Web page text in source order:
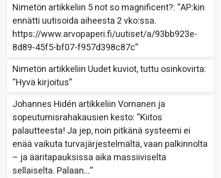
Nimetön artikkeliin 5 not so magnificent?: “AP:kin
ennätti uutisoida aiheesta 2 vko:ssa.
https://www.arvopaperi.fi/uutiset/a/93bb923e-
8d89-45f5-bf07-f957d398c87c”
Nimetön artikkeliin Uudet kuviot, tuttu osinkovirta:
“Hyvä kirjoitus”
Johannes Hidén artikkeliinVornanen ja
sopeutumisrahakausien kesto: “Kiitos
palautteesta! Ja jep, noin pitkänä systeemi ei
enää vaikuta turvajärjestelmältä, vaan palkinnolta
– ja ääritapauksissa aika massiiviselta
sellaiselta. Palaan…”